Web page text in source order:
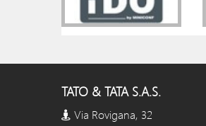
TATO & TATA S.A.S.
Via Rovigana, 32